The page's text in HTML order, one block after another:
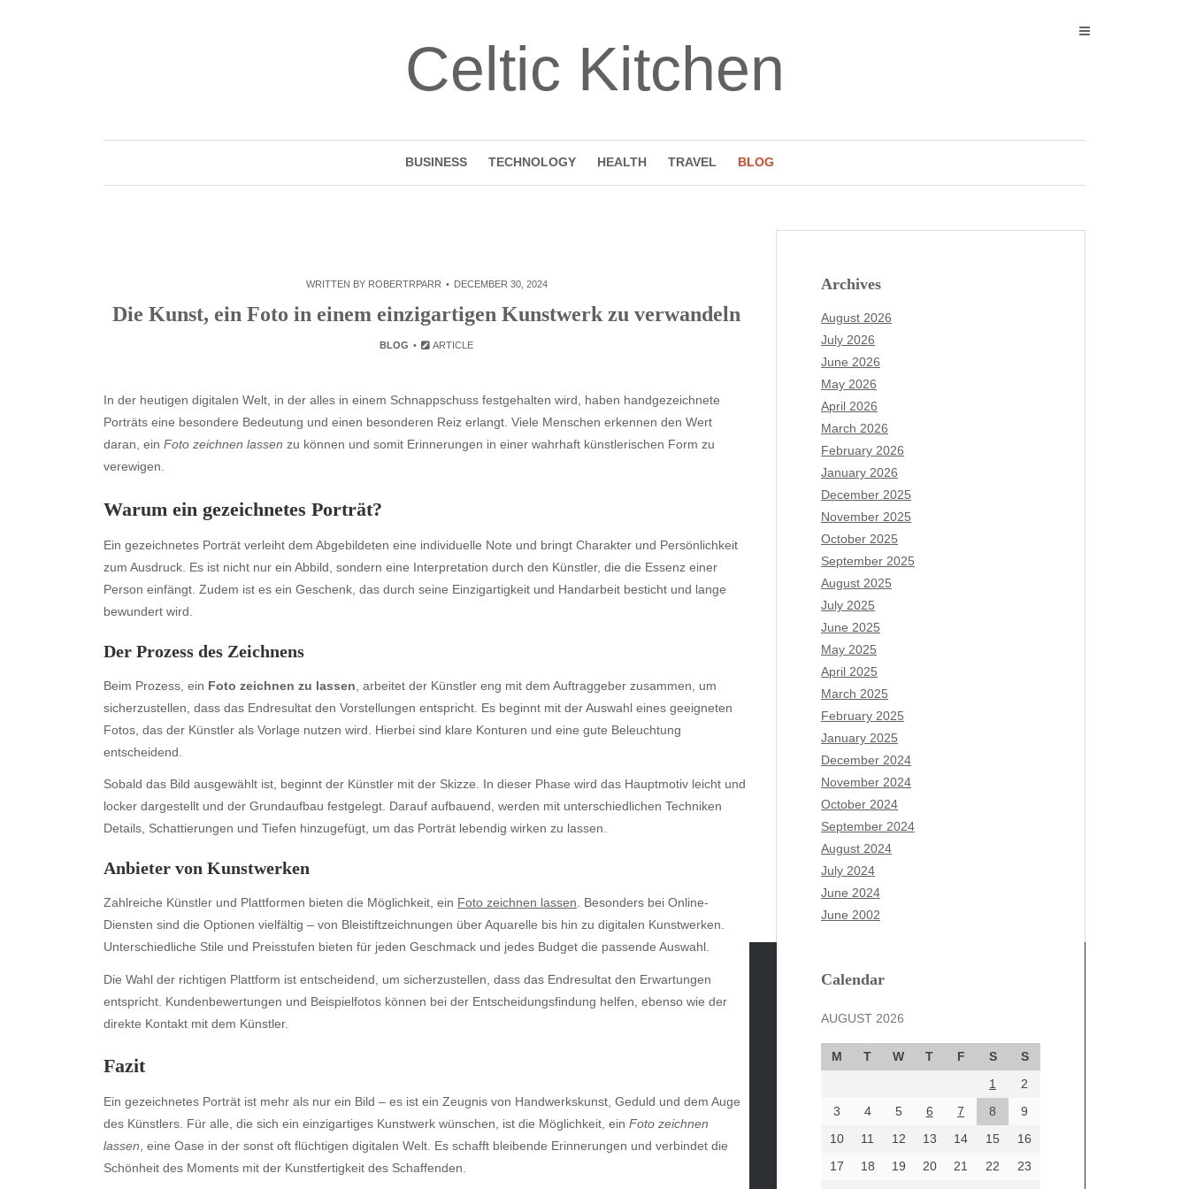
Celtic Kitchen
BUSINESS TECHNOLOGY HEALTH TRAVEL BLOG
WRITTEN BY ROBERTRPARR DECEMBER 30, 2024
Die Kunst, ein Foto in einem einzigartigen Kunstwerk zu verwandeln
BLOG ARTICLE
In der heutigen digitalen Welt, in der alles in einem Schnappschuss festgehalten wird, haben handgezeichnete
Porträts eine besondere Bedeutung und einen besonderen Reiz erlangt. Viele Menschen erkennen den Wert
daran, ein Foto zeichnen lassen zu können und somit Erinnerungen in einer wahrhaft künstlerischen Form zu
verewigen.
Warum ein gezeichnetes Porträt?
Ein gezeichnetes Porträt verleiht dem Abgebildeten eine individuelle Note und bringt Charakter und Persönlichkeit
zum Ausdruck. Es ist nicht nur ein Abbild, sondern eine Interpretation durch den Künstler, die die Essenz einer
Person einfängt. Zudem ist es ein Geschenk, das durch seine Einzigartigkeit und Handarbeit besticht und lange
bewundert wird.
Der Prozess des Zeichnens
Beim Prozess, ein Foto zeichnen zu lassen , arbeitet der Künstler eng mit dem Auftraggeber zusammen, um
sicherzustellen, dass das Endresultat den Vorstellungen entspricht. Es beginnt mit der Auswahl eines geeigneten
Fotos, das der Künstler als Vorlage nutzen wird. Hierbei sind klare Konturen und eine gute Beleuchtung
entscheidend.
Sobald das Bild ausgewählt ist, beginnt der Künstler mit der Skizze. In dieser Phase wird das Hauptmotiv leicht und
locker dargestellt und der Grundaufbau festgelegt. Darauf aufbauend, werden mit unterschiedlichen Techniken
Details, Schattierungen und Tiefen hinzugefügt, um das Porträt lebendig wirken zu lassen.
Anbieter von Kunstwerken
Zahlreiche Künstler und Plattformen bieten die Möglichkeit, ein Foto zeichnen lassen. Besonders bei Online-
Diensten sind die Optionen vielfältig – von Bleistiftzeichnungen über Aquarelle bis hin zu digitalen Kunstwerken.
Unterschiedliche Stile und Preisstufen bieten für jeden Geschmack und jedes Budget die passende Auswahl.
Die Wahl der richtigen Plattform ist entscheidend, um sicherzustellen, dass das Endresultat den Erwartungen
entspricht. Kundenbewertungen und Beispielfotos können bei der Entscheidungsfindung helfen, ebenso wie der
direkte Kontakt mit dem Künstler.
Fazit
Ein gezeichnetes Porträt ist mehr als nur ein Bild – es ist ein Zeugnis von Handwerkskunst, Geduld und dem Auge
des Künstlers. Für alle, die sich ein einzigartiges Kunstwerk wünschen, ist die Möglichkeit, ein Foto zeichnen
lassen, eine Oase in der sonst oft flüchtigen digitalen Welt. Es schafft bleibende Erinnerungen und verbindet die
Schönheit des Moments mit der Kunstfertigkeit des Schaffenden.
Archives
August 2026
July 2026
June 2026
May 2026
April 2026
March 2026
February 2026
January 2026
December 2025
November 2025
October 2025
September 2025
August 2025
July 2025
June 2025
May 2025
April 2025
March 2025
February 2025
January 2025
December 2024
November 2024
October 2024
September 2024
August 2024
July 2024
June 2024
June 2002
Calendar
AUGUST 2026
M T W T F S
S
1
2
3
4 5 6 7 8
9
10
11 12 13 14 15
16
17
18 19 20 21 22
23
Archives
May 2026
April 2026
March 2026
February 2026
Categories
blogs
Blogv
Business
Entertainment